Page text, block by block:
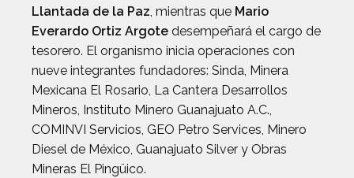
Llantada de la Paz, mientras que Mario
Everardo Ortiz Argote desempeñará el cargo de
tesorero. El organismo inicia operaciones con
nueve integrantes fundadores: Sinda, Minera
Mexicana El Rosario, La Cantera Desarrollos
Mineros, Instituto Minero Guanajuato A.C.,
COMINVI Servicios, GEO Petro Services, Minero
Diesel de México, Guanajuato Silver y Obras
Mineras El Pingüico.